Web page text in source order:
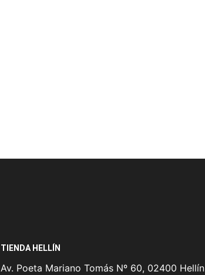
TIENDA HELLÍN
Av. Poeta Mariano Tomás Nº 60, 02400 Hellín